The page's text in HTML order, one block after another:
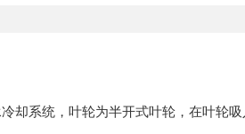
却系统，叶轮为半开式叶轮，在叶轮